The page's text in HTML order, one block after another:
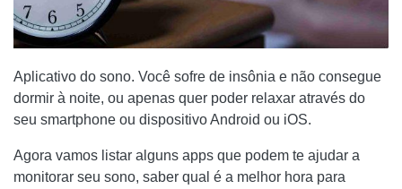
Aplicativo do sono. Você sofre de insônia e não consegue
dormir à noite, ou apenas quer poder relaxar através do
seu smartphone ou dispositivo Android ou iOS.
Agora vamos listar alguns apps que podem te ajudar a
monitorar seu sono, saber qual é a melhor hora para